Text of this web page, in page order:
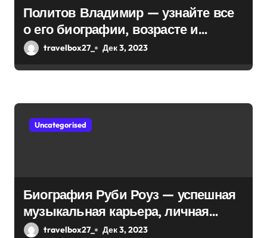
Политов Владимир — узнайте все
о его биографии, возрасте и
впечатляющих достижениях!
travelbox27_ Дек 3, 2023
Uncategorised
Биография Руби Роуз — успешная
музыкальная карьера, личная
жизнь и знаковые достижения
travelbox27_ Дек 3, 2023